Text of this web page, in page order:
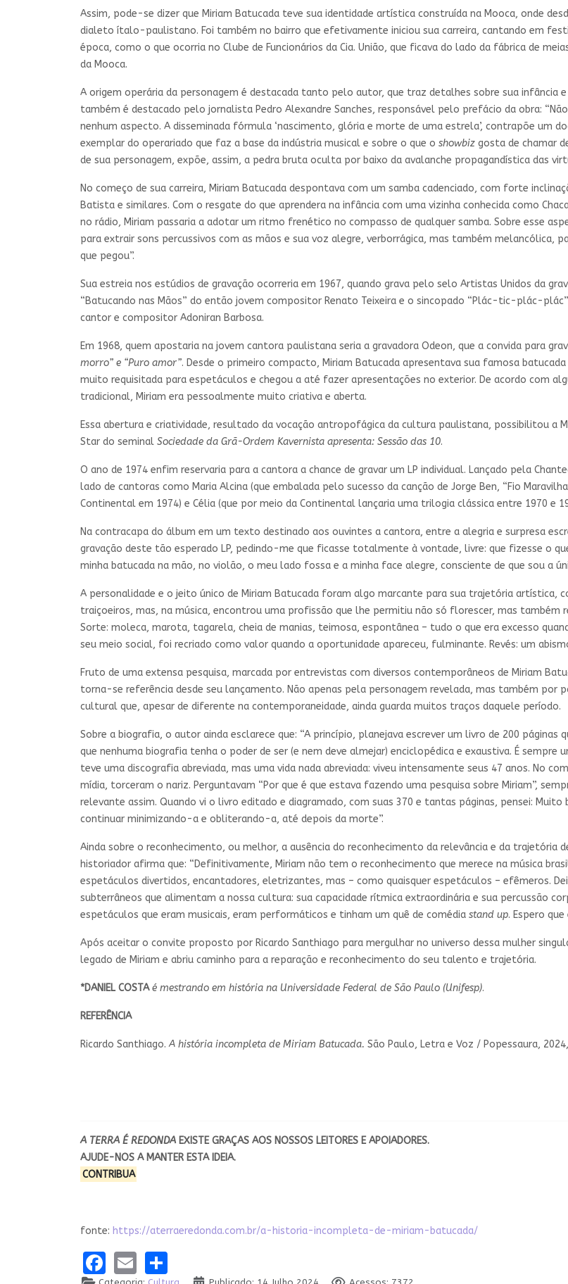
Assim, pode-se dizer que Miriam Batucada teve sua identidade artística construída na Mooca, onde
dialeto ítalo-paulistano. Foi também no bairro que efetivamente iniciou sua carreira, cantando em
época, como o que ocorria no Clube de Funcionários da Cia. União, que ficava do lado da fábrica de
da Mooca.
A origem operária da personagem é destacada tanto pelo autor, que traz detalhes sobre sua infância
também é destacado pelo jornalista Pedro Alexandre Sanches, responsável pelo prefácio da obra:
nenhum aspecto. A disseminada fórmula ‘nascimento, glória e morte de uma estrela’, contrapõe um
exemplar do operariado que faz a base da indústria musical e sobre o que o showbiz gosta de chamar
de sua personagem, expõe, assim, a pedra bruta oculta por baixo da avalanche propagandística das
No começo de sua carreira, Miriam Batucada despontava com um samba cadenciado, com forte
Batista e similares. Com o resgate do que aprendera na infância com uma vizinha conhecida como
no rádio, Miriam passaria a adotar um ritmo frenético no compasso de qualquer samba. Sobre esse
para extrair sons percussivos com as mãos e sua voz alegre, verborrágica, mas também melancólica,
que pegou”.
Sua estreia nos estúdios de gravação ocorreria em 1967, quando grava pelo selo Artistas Unidos da
“Batucando nas Mãos” do então jovem compositor Renato Teixeira e o sincopado “Plác-tic-plác-
cantor e compositor Adoniran Barbosa.
Em 1968, quem apostaria na jovem cantora paulistana seria a gravadora Odeon, que a convida para
morro” e “Puro amor”. Desde o primeiro compacto, Miriam Batucada apresentava sua famosa
muito requisitada para espetáculos e chegou a até fazer apresentações no exterior. De acordo com
tradicional, Miriam era pessoalmente muito criativa e aberta.
Essa abertura e criatividade, resultado da vocação antropofágica da cultura paulistana, possibilitou a
Star do seminal Sociedade da Grã-Ordem Kavernista apresenta: Sessão das 10.
O ano de 1974 enfim reservaria para a cantora a chance de gravar um LP individual. Lançado pela
lado de cantoras como Maria Alcina (que embalada pelo sucesso da canção de Jorge Ben, “Fio
Continental em 1974) e Célia (que por meio da Continental lançaria uma trilogia clássica entre 1970 e
Na contracapa do álbum em um texto destinado aos ouvintes a cantora, entre a alegria e surpresa
gravação deste tão esperado LP, pedindo-me que ficasse totalmente à vontade, livre: que fizesse o
minha batucada na mão, no violão, o meu lado fossa e a minha face alegre, consciente de que sou a
A personalidade e o jeito único de Miriam Batucada foram algo marcante para sua trajetória artística,
traiçoeiros, mas, na música, encontrou uma profissão que lhe permitiu não só florescer, mas também
Sorte: moleca, marota, tagarela, cheia de manias, teimosa, espontânea – tudo o que era excesso
seu meio social, foi recriado como valor quando a oportunidade apareceu, fulminante. Revés: um
Fruto de uma extensa pesquisa, marcada por entrevistas com diversos contemporâneos de Miriam
torna-se referência desde seu lançamento. Não apenas pela personagem revelada, mas também por
cultural que, apesar de diferente na contemporaneidade, ainda guarda muitos traços daquele período.
Sobre a biografia, o autor ainda esclarece que: “A princípio, planejava escrever um livro de 200 páginas
que nenhuma biografia tenha o poder de ser (e nem deve almejar) enciclopédica e exaustiva. É sempre
teve uma discografia abreviada, mas uma vida nada abreviada: viveu intensamente seus 47 anos. No
mídia, torceram o nariz. Perguntavam “Por que é que estava fazendo uma pesquisa sobre Miriam”,
relevante assim. Quando vi o livro editado e diagramado, com suas 370 e tantas páginas, pensei:
continuar minimizando-a e obliterando-a, até depois da morte”.
Ainda sobre o reconhecimento, ou melhor, a ausência do reconhecimento da relevância e da trajetória
historiador afirma que: “Definitivamente, Miriam não tem o reconhecimento que merece na música
espetáculos divertidos, encantadores, eletrizantes, mas – como quaisquer espetáculos – efêmeros.
subterrâneos que alimentam a nossa cultura: sua capacidade rítmica extraordinária e sua percussão
espetáculos que eram musicais, eram performáticos e tinham um quê de comédia stand up. Espero
Após aceitar o convite proposto por Ricardo Santhiago para mergulhar no universo dessa mulher
legado de Miriam e abriu caminho para a reparação e reconhecimento do seu talento e trajetória.
*DANIEL COSTAé mestrando em história na Universidade Federal de São Paulo (Unifesp).
REFERÊNCIA
Ricardo Santhiago.A história incompleta de Miriam Batucada. São Paulo, Letra e Voz / Popessaura,
A TERRA É REDONDA EXISTE GRAÇAS AOS NOSSOS LEITORES E APOIADORES.
AJUDE-NOS A MANTER ESTA IDEIA.
CONTRIBUA
fonte: https://aterraeredonda.com.br/a-historia-incompleta-de-miriam-batucada/
Facebook
Email